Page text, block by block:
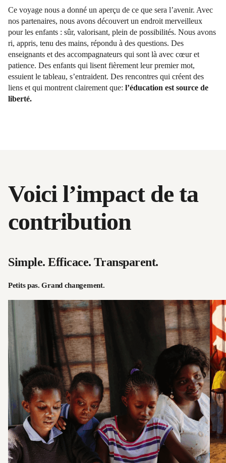
Ce voyage nous a donné un aperçu de ce que sera l’avenir. Avec
nos partenaires, nous avons découvert un endroit merveilleux
pour les enfants : sûr, valorisant, plein de possibilités. Nous avons
ri, appris, tenu des mains, répondu à des questions. Des
enseignants et des accompagnateurs qui sont là avec cœur et
patience. Des enfants qui lisent fièrement leur premier mot,
essuient le tableau, s’entraident. Des rencontres qui créent des
liens et qui montrent clairement que: l’éducation est source de
liberté.
Voici l’impact de ta
contribution
Simple. Efficace. Transparent.
Petits pas. Grand changement.